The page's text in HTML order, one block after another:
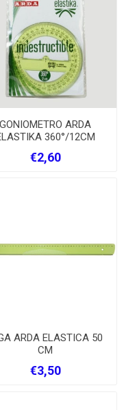
GONIOMETRO ARDA
360°/12CM
€2,60
ARDA ELASTICA 50
CM
€3,50